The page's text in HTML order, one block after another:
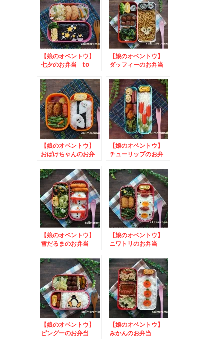
【娘のオベントウ】
七夕のお弁当 to
ーン
【娘のオベントウ】
ダッフィーのお弁当
憧れてSNSプレゼン
トキャンペーン
【娘のオベントウ】
おばけちゃんのお弁
シピコンテスト
【娘のオベントウ】
チューリップのお弁
キャンペーン
【娘のオベントウ】
雪だるまのお弁当
景
【娘のオベントウ】
ニワトリのお弁当
周年のプレゼントキャ
ンペーン
【娘のオベントウ】
ピングーのお弁当
【娘のオベントウ】
みかんのお弁当